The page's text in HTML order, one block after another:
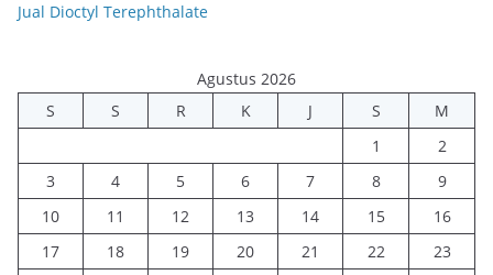
Jual Dioctyl Terephthalate
Agustus 2026
S
S R K J S
M
1
2
3
4 5 6 7 8
9
10
11 12 13 14 15
16
17
18 19 20 21 22
23